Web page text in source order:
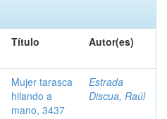
Título Autor(es)
Mujer tarasca
hilando a
mano, 3437
Estrada
Discua, Raúl